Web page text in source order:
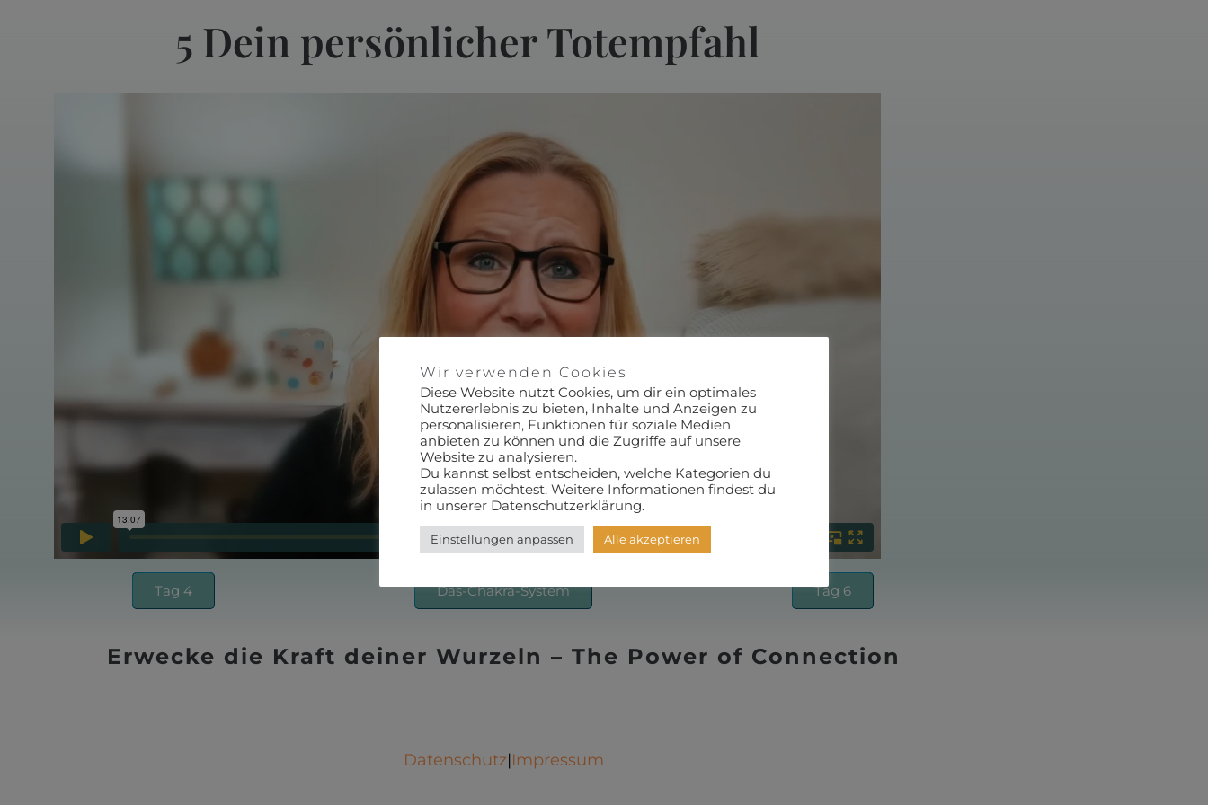
5 Dein persönlicher Totempfahl
Tag 4 Das-Chakra-System Tag 6
Erwecke die Kraft deiner Wurzeln – The Power of Connection
Datenschutz|Impressum
Wir verwenden Cookies
Diese Website nutzt Cookies, um dir ein optimales
Nutzererlebnis zu bieten, Inhalte und Anzeigen zu
personalisieren, Funktionen für soziale Medien
anbieten zu können und die Zugriffe auf unsere
Website zu analysieren.
Du kannst selbst entscheiden, welche Kategorien du
zulassen möchtest. Weitere Informationen findest du
in unserer Datenschutzerklärung.
Einstellungen anpassen Alle akzeptieren